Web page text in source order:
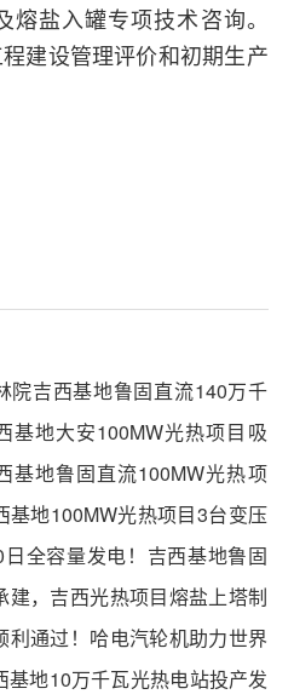
盐入罐专项技术咨询。
建设管理评价和初期生产
院吉西基地鲁固直流140万千
1（光热100MW）工程EPC总
开谈判
基地大安100MW光热项目吸
钢架顺利吊装就位
基地鲁固直流100MW光热项
办理服务成交结果公示
基地100MW光热项目3台变压
位
全容量发电！吉西基地鲁固
光热项目并网验收手续办理
购
建，吉西光热项目熔盐上塔制
性成功
利通过！哈电汽轮机助力世界
式光热项目核心设备安装收官
基地10万千瓦光热电站投产发